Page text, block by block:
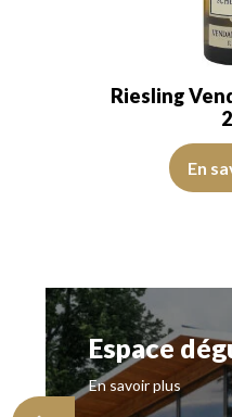
transparent. Le vin présente de…
cristallin et de belles
Riesling
La robe est jaune
En
Espace
En savoir plus